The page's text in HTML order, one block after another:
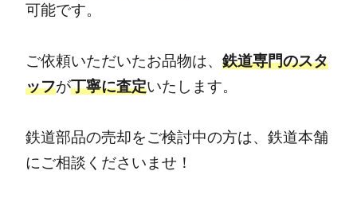
可能です。
ご依頼いただいたお品物は、 鉄道専門のスタ
ッフが丁寧に査定いたします。
鉄道部品の売却をご検討中の方は、鉄道本舗
にご相談くださいませ！